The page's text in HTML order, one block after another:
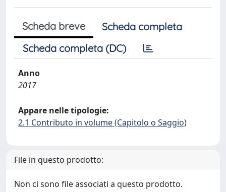
Scheda breve
Scheda completa
Scheda completa (DC)
Anno
2017
Appare nelle tipologie:
2.1 Contributo in volume (Capitolo o Saggio)
File in questo prodotto:
Non ci sono file associati a questo prodotto.